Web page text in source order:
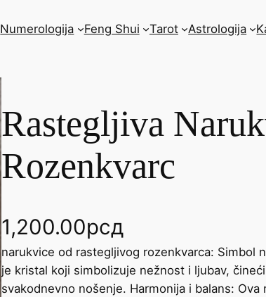
Numerologija Feng Shui Tarot Astrologija
Rastegljiva
Rozenkvarc
1,200.00рсд
narukvice od rastegljivog rozenkvarca: Simbol
je kristal koji simbolizuje nežnost i ljubav,
svakodnevno nošenje. Harmonija i balans: